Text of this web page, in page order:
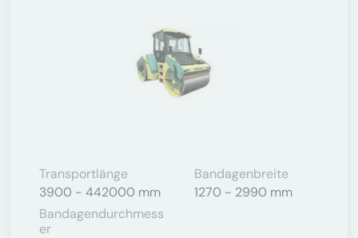
Transportlänge
3900 - 442000 mm
Bandagenbreite
1270 - 2990 mm
Bandagendurchmess
Er